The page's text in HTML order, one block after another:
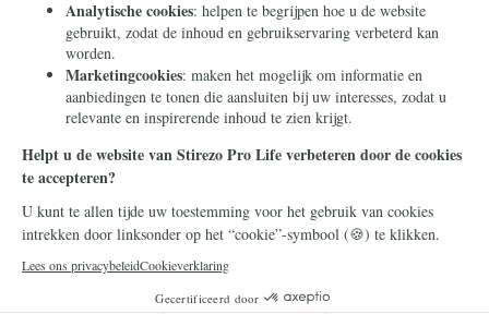
Periodiek
Nalaten
Zelf overschrijven
© 2026 Stichting Civitas Christiana
Cookieverklaring
Privacy